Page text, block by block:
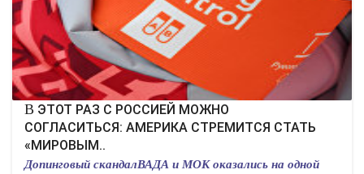
СПОРТ
ВОЕННЫЕ ДЕЙСТВИЯ
ПРОИСШЕСТВИЯ
В ЭТОТ РАЗ С РОССИЕЙ МОЖНО
СОГЛАСИТЬСЯ: АМЕРИКА СТРЕМИТСЯ СТАТЬ
«МИРОВЫМ..
Допинговый скандалВАДА и МОК оказались на одной